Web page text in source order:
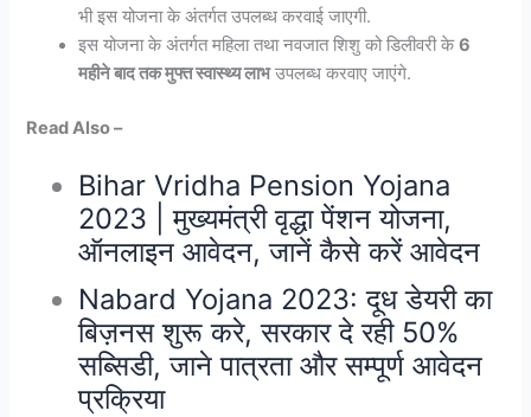
भी इस योजना के अंतर्गत उपलब्ध करवाई जाएगी.
इस योजना के अंतर्गत महिला तथा नवजात शिशु को डिलीवरी के6
महीने बाद तक मुफ्त स्वास्थ्य लाभउपलब्ध करवाए जाएंगे.
Read Also –
Bihar Vridha Pension Yojana
2023 | मुख्यमंत्री वृद्धा पेंशन योजना,
ऑनलाइन आवेदन, जानें कैसे करें आवेदन
Nabard Yojana 2023: दूध डेयरी का
बिज़नस शुरू करे, सरकार दे रही 50%
सब्सिडी, जाने पात्रता और सम्पूर्ण आवेदन
प्रक्रिया